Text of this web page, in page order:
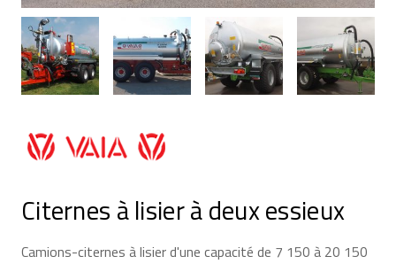
Citernes à lisier à deux essieux
Camions-citernes à lisier d'une capacité de 7 150 à 20 150